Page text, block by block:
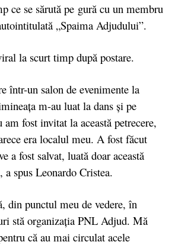
ce se sărută pe gură cu un membru
„Spaima Adjudului”.
la scurt timp după postare.
într-un salon de evenimente la
m-au luat la dans și pe
fost invitat la această petrecere,
era localul meu. A fost făcut
a fost salvat, luată doar această
a spus Leonardo Cristea.
din punctul meu de vedere, în
stă organizația PNL Adjud. Mă
că au mai circulat acele